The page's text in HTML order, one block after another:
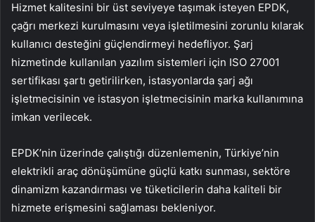
Hizmet kalitesini bir üst seviyeye taşımak isteyen EPDK,
çağrı merkezi kurulmasını veya işletilmesini zorunlu kılarak
kullanıcı desteğini güçlendirmeyi hedefliyor. Şarj
hizmetinde kullanılan yazılım sistemleri için ISO 27001
sertifikası şartı getirilirken, istasyonlarda şarj ağı
işletmecisinin ve istasyon işletmecisinin marka kullanımına
imkan verilecek.
EPDK’nin üzerinde çalıştığı düzenlemenin, Türkiye’nin
elektrikli araç dönüşümüne güçlü katkı sunması, sektöre
dinamizm kazandırması ve tüketicilerin daha kaliteli bir
hizmete erişmesini sağlaması bekleniyor.